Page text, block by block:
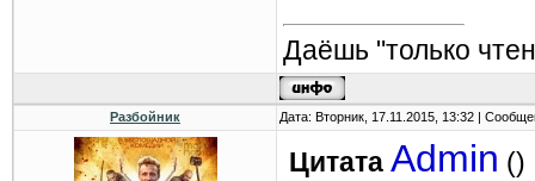
Даёшь "только
Разбойник Дата: Вторник, 17.11.2015, 13:32 |
Цитата Admin ()